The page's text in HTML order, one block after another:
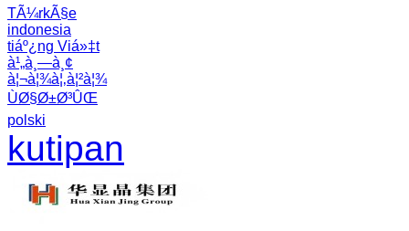
TÃ¼rkÃ§e
indonesia
tiáº¿ng Viá»‡t
à¹„à¸—à¸¢
à¦¬à¦¾à¦‚à¦²à¦¾
ÙØ§Ø±Ø³ÛŒ
polski
kutipan